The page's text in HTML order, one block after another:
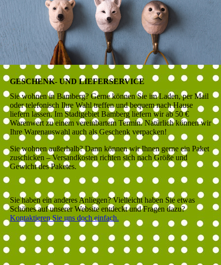
GESCHENK- UND LIEFERSERVICE
Sie wohnen in Bamberg? Gerne können Sie im Laden, per Mail
oder telefonisch Ihre Wahl treffen und bequem nach Hause
liefern lassen. Im Stadtgebiet Bamberg liefern wir ab 50 €
Warenwert zu einem vereinbartem Termin. Natürlich können wir
Ihre Warenauswahl auch als Geschenk verpacken!
Sie wohnen außerhalb? Dann können wir Ihnen gerne ein Paket
zuschicken – Versandkosten richten sich nach Größe und
Gewicht des Paketes.
Sie haben ein anderes Anliegen? Vielleicht haben Sie etwas
Schönes auf unserer Website entdeckt und Fragen dazu?
Kontaktieren Sie uns doch einfach.